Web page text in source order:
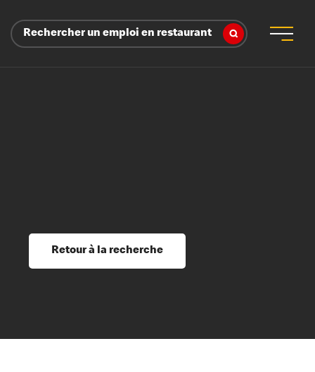
Rechercher un emploi en restaurant
et perfectionnement
du savoirRetour à la recherche